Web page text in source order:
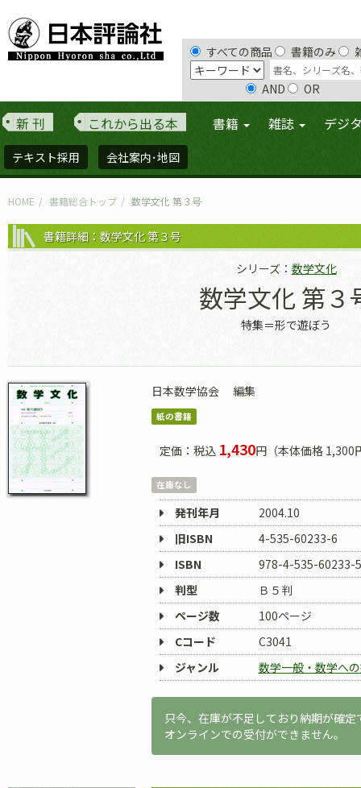
すべての商品 書籍のみ
AND OR
新 刊 これから出る本 書籍 雑誌 デジ
テキスト採用 会社案内･地図
HOME 書籍総合トップ 数学文化 第３号
書籍詳細：数学文化 第３号
シリーズ： 数学文化
数学文化 第３
特集＝形で遊ぼう
日本数学協会 編集
紙の書籍
定価：税込 1,430円（本体価格 1,300
在庫なし
発刊年月
2004.10
旧ISBN
4-535-60233-6
ISBN
978-4-535-60233-5
判型
Ｂ５判
ページ数
100ページ
Cコード
C3041
ジャンル
数学一般・数学へ
只今、在庫が不足しており納期が確定
オンラインでの受付ができません。